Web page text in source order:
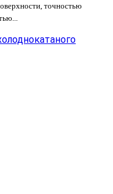
точностью